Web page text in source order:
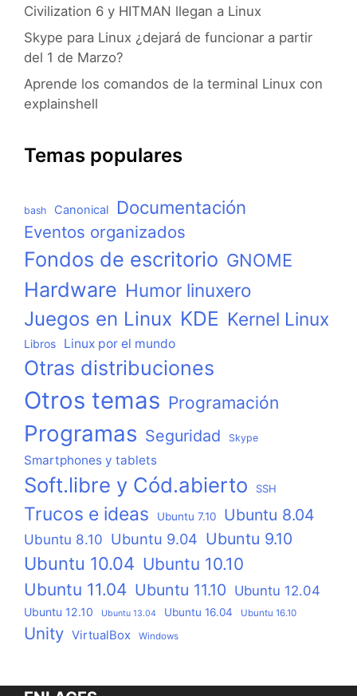
Civilization 6 y HITMAN llegan a Linux
Skype para Linux ¿dejará de funcionar a partir
del 1 de Marzo?
Aprende los comandos de la terminal Linux con
explainshell
Temas populares
bash Canonical Documentación
Eventos organizados
Fondos de escritorio GNOME
Hardware Humor linuxero
Juegos en Linux KDE Kernel Linux
Libros Linux por el mundo
Otras distribuciones
Otros temas Programación
Programas Seguridad Skype
Smartphones y tablets
Soft.libre y Cód.abierto SSH
Trucos e ideas Ubuntu 7.10 Ubuntu 8.04
Ubuntu 8.10 Ubuntu 9.04 Ubuntu 9.10
Ubuntu 10.04 Ubuntu 10.10
Ubuntu 11.04 Ubuntu 11.10 Ubuntu 12.04
Ubuntu 12.10 Ubuntu 13.04 Ubuntu 16.04 Ubuntu 16.10
Unity VirtualBox Windows